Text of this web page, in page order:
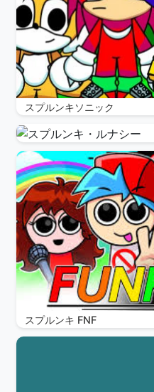
スプルンキソニック
スプルンキ FNF